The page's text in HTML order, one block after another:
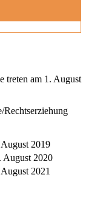
treten am 1. August
Rechtserziehung
2019
August 2020
2021